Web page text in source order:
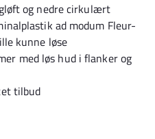
og nedre cirkulært
ad modum Fleur-
kunne løse
med løs hud i flanker og
tilbud